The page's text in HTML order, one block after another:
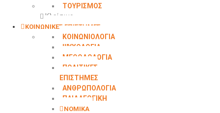
ΤΟΥΡΙΣΜΟΣ
Κλείσιμο
ΚΟΙΝΩΝΙΚΕΣ ΕΠΙΣΤΗΜΕΣ
ΚΟΙΝΩΝΙΟΛΟΓΙΑ
ΨΥΧΟΛΟΓΙΑ
ΜΕΘΟΔΟΛΟΓΙΑ
ΠΟΛΙΤΙΚΕΣ
ΕΠΙΣΤΗΜΕΣ
ΑΝΘΡΩΠΟΛΟΓΙΑ
ΠΑΙΔΑΓΩΓΙΚΗ
ΝΟΜΙΚΑ